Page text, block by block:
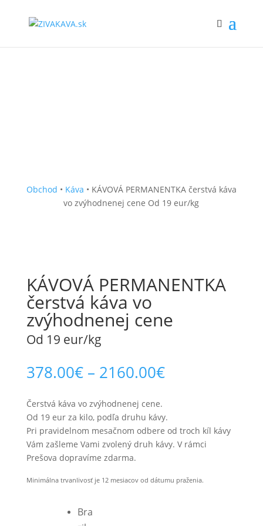
Obchod • Káva • KÁVOVÁ PERMANENTKA čerstvá káva
vo zvýhodnenej cene Od 19 eur/kg
KÁVOVÁ PERMANENTKA
čerstvá káva vo
zvýhodnenej cene
Od 19 eur/kg
378.00€– 2160.00€
Čerstvá káva vo zvýhodnenej cene.
Od 19 eur za kilo, podľa druhu kávy.
Pri pravidelnom mesačnom odbere od troch kíl kávy
Vám zašleme Vami zvolený druh kávy. V rámci
Prešova dopravíme zdarma.
Minimálna trvanlivosť je 12 mesiacov od dátumu praženia.
Bra